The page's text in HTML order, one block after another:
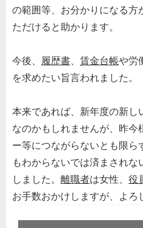
の範囲等、お分かりになる方
ただけると助かります。
今後、 履歴書、 賃金台帳や労
を求めたい旨言われました。
本来であれば、新年度の新し
なのかもしれませんが、昨今
ー等につながらないとも限
もわからないでは済まされ
しました。 離職者は女性、 役
お手数おかけしますが、よろ